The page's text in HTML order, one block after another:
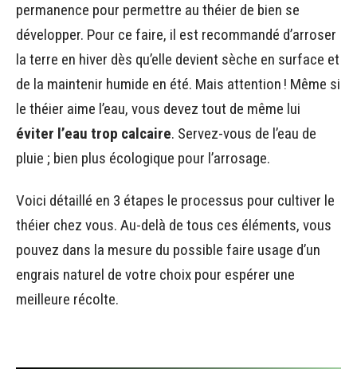
permanence pour permettre au théier de bien se
développer. Pour ce faire, il est recommandé d’arroser
la terre en hiver dès qu’elle devient sèche en surface et
de la maintenir humide en été. Mais attention ! Même si
le théier aime l’eau, vous devez tout de même lui
éviter l’eau trop calcaire. Servez-vous de l’eau de
pluie ; bien plus écologique pour l’arrosage.
Voici détaillé en 3 étapes le processus pour cultiver le
théier chez vous. Au-delà de tous ces éléments, vous
pouvez dans la mesure du possible faire usage d’un
engrais naturel de votre choix pour espérer une
meilleure récolte.